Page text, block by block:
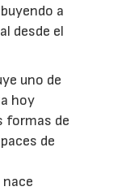
a
desde el
uno de
hoy
formas de
de